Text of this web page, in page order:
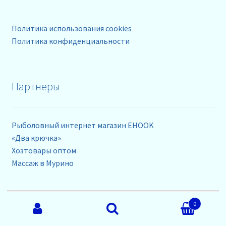
Политика использования cookies
Политика конфиденциальности
Партнеры
Рыболовный интернет магазин EHOOK
«Два крючка»
Хозтовары оптом
Массаж в Мурино
Контакты 0